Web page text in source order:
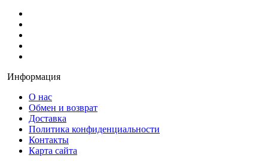
Информация
О нас
Обмен и возврат
Доставка
Политика конфиденциальности
Контакты
Карта сайта